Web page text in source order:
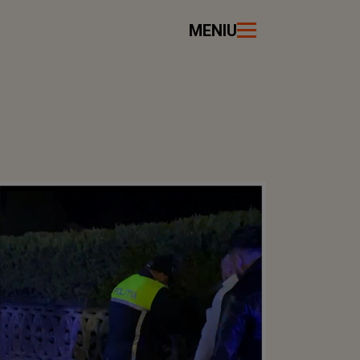
MENIU